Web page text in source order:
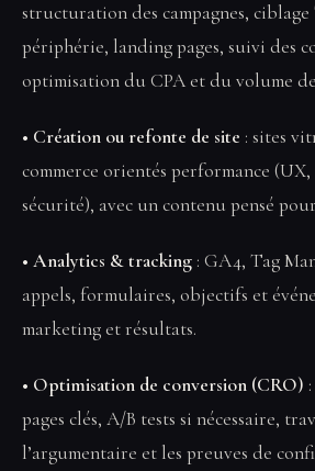
structuration des campagnes,
périphérie, landing pages, suivi des
optimisation du CPA et du volume
• Création ou refonte de site : sites
commerce orientés performance
sécurité), avec un contenu pensé
• Analytics & tracking : GA4, Tag
appels, formulaires, objectifs et
marketing et résultats.
• Optimisation de conversion (CRO)
pages clés, A/B tests si nécessaire,
l’argumentaire et les preuves de